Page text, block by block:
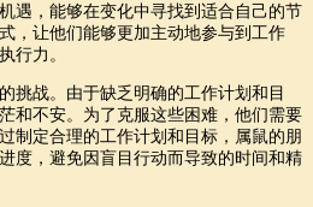
遇，能够在变化中寻找到适合自己的节
，让他们能够更加主动地参与到工作
行力。
挑战。由于缺乏明确的工作计划和目
和不安。为了克服这些困难，他们需要
制定合理的工作计划和目标，属鼠的朋
度，避免因盲目行动而导致的时间和精